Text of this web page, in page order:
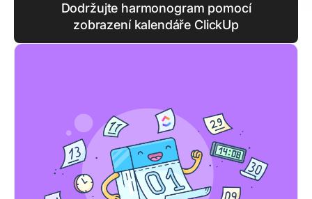
Dodržujte harmonogram pomocí
zobrazení kalendáře ClickUp